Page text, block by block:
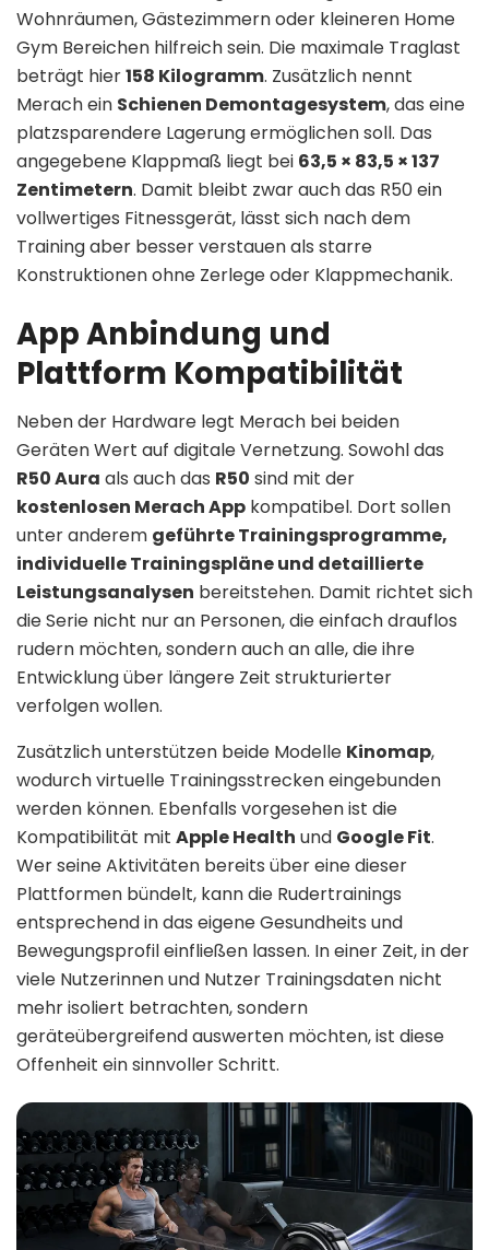
Wohnräumen, Gästezimmern oder kleineren Home
Gym Bereichen hilfreich sein. Die maximale Traglast
beträgt hier158 Kilogramm. Zusätzlich nennt
Merach ein Schienen Demontagesystem, das eine
platzsparendere Lagerung ermöglichen soll. Das
angegebene Klappmaß liegt bei 63,5 × 83,5 × 137
Zentimetern. Damit bleibt zwar auch das R50 ein
vollwertiges Fitnessgerät, lässt sich nach dem
Training aber besser verstauen als starre
Konstruktionen ohne Zerlege oder Klappmechanik.
App Anbindung und
Plattform Kompatibilität
Neben der Hardware legt Merach bei beiden
Geräten Wert auf digitale Vernetzung. Sowohl das
R50 Aura als auch das R50 sind mit der
kostenlosen Merach App kompatibel. Dort sollen
unter anderem geführte Trainingsprogramme,
individuelle Trainingspläne und detaillierte
Leistungsanalysen bereitstehen. Damit richtet sich
die Serie nicht nur an Personen, die einfach drauflos
rudern möchten, sondern auch an alle, die ihre
Entwicklung über längere Zeit strukturierter
verfolgen wollen.
Zusätzlich unterstützen beide Modelle Kinomap,
wodurch virtuelle Trainingsstrecken eingebunden
werden können. Ebenfalls vorgesehen ist die
Kompatibilität mit Apple Health und Google Fit.
Wer seine Aktivitäten bereits über eine dieser
Plattformen bündelt, kann die Rudertrainings
entsprechend in das eigene Gesundheits und
Bewegungsprofil einfließen lassen. In einer Zeit, in der
viele Nutzerinnen und Nutzer Trainingsdaten nicht
mehr isoliert betrachten, sondern
geräteübergreifend auswerten möchten, ist diese
Offenheit ein sinnvoller Schritt.